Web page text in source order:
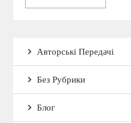
Авторські Передачі
Без Рубрики
Блог